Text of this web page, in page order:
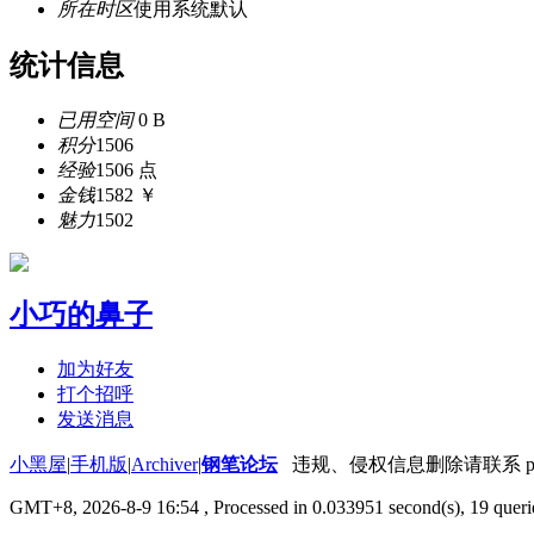
所在时区使用系统默认
统计信息
已用空间0 B
积分1506
经验1506 点
金钱1582 ￥
魅力1502
小巧的鼻子
加为好友
打个招呼
发送消息
小黑屋|手机版|Archiver|钢笔论坛 违规、侵权信息删除请联系
GMT+8, 2026-8-9 16:54 , Processed in 0.033951 second(s), 19